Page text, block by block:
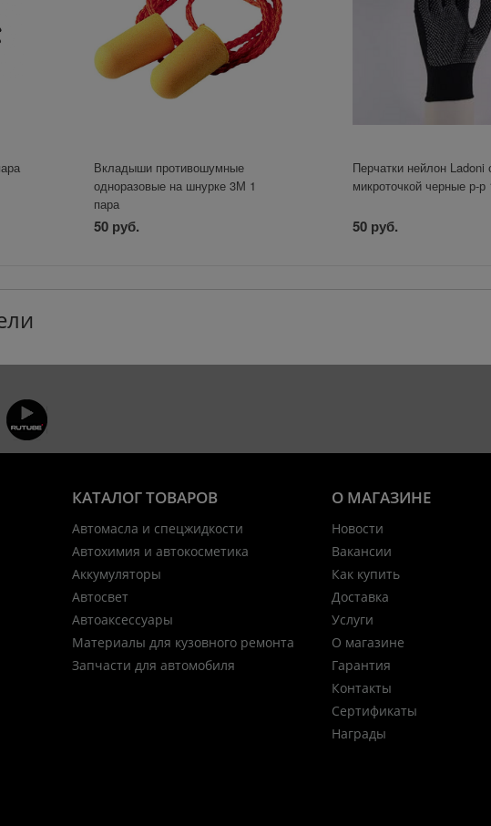
Вкладыши противошумные
одноразовые на шнурке 3М 1
пара
50 руб.
Перчатки нейлон Ladoni
микроточкой черные р-р
50 руб.
О МАГАЗИНЕ
Новости
Вакансии
Как купить
Доставка
Услуги
О магазине
Гарантия
Контакты
Сертификаты
Награды
КАТАЛОГ ТОВАРОВ
Автомасла и спецжидкости
Автохимия и автокосметика
Аккумуляторы
Автосвет
Автоаксессуары
Материалы для кузовного ремонта
Запчасти для автомобиля